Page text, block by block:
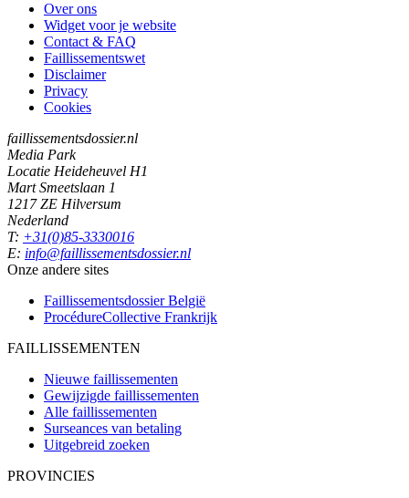
Over ons
Widget voor je website
Contact & FAQ
Faillissementswet
Disclaimer
Privacy
Cookies
faillissementsdossier.nl
Media Park
Locatie Heideheuvel H1
Mart Smeetslaan 1
1217 ZE Hilversum
Nederland
T: +31(0)85-3330016
E: info@faillissementsdossier.nl
Onze andere sites
Faillissementsdossier België
ProcédureCollective Frankrijk
FAILLISSEMENTEN
Nieuwe faillissementen
Gewijzigde faillissementen
Alle faillissementen
Surseances van betaling
Uitgebreid zoeken
PROVINCIES